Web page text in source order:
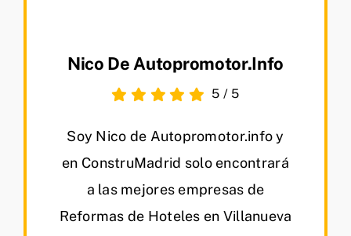
Nico De Autopromotor.info
5 / 5
Soy Nico de Autopromotor.info y
en ConstruMadrid solo encontrará
a las mejores empresas de
Reformas de Hoteles en Villanueva